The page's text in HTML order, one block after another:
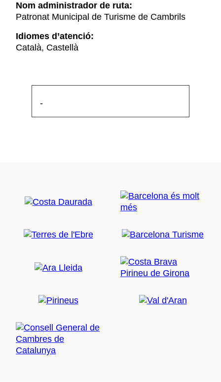
Nom administrador de ruta:
Patronat Municipal de Turisme de Cambrils
Idiomes d’atenció:
Català, Castellà
-